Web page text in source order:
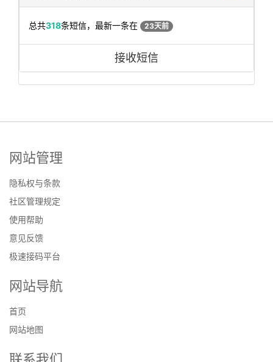
总共318条短信，最新一条在 23天前
接收短信
网站管理
隐私权与条款
社区管理规定
使用帮助
意见反馈
极速接码平台
网站导航
首页
网站地图